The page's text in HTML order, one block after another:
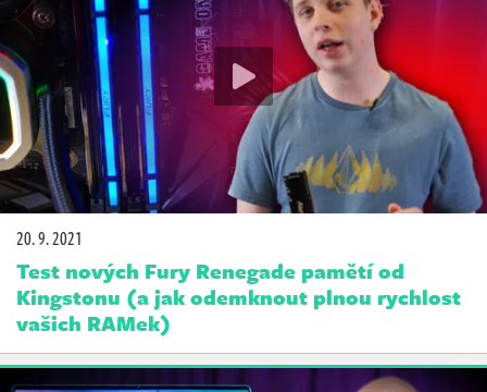
20. 9. 2021
Test nových Fury Renegade pamětí od
Kingstonu (a jak odemknout plnou rychlost
vašich RAMek)